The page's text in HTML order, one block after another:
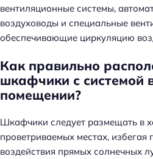
вентиляционные системы,
воздуховоды и специальные
обеспечивающие циркуляцию
Как правильно
шкафчики с системой
помещении?
Шкафчики следует размещать в
проветриваемых местах, избегая
воздействия прямых солнечных